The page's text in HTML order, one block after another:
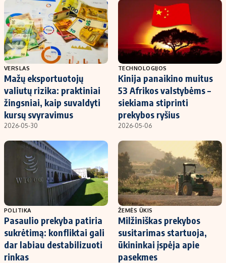
VERSLAS
Mažų eksportuotojų
valiutų rizika: praktiniai
žingsniai, kaip suvaldyti
kursų svyravimus
2026-05-30
TECHNOLOGIJOS
Kinija panaikino muitus
53 Afrikos valstybėms –
siekiama stiprinti
prekybos ryšius
2026-05-06
POLITIKA
Pasaulio prekyba patiria
sukrėtimą: konfliktai gali
dar labiau destabilizuoti
rinkas
ŽEMĖS ŪKIS
Milžiniškas prekybos
susitarimas startuoja,
ūkininkai įspėja apie
pasekmes